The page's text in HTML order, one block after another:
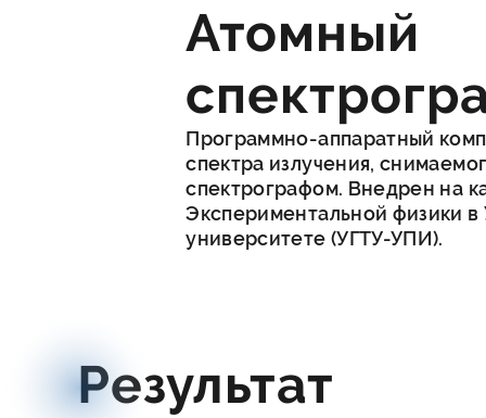
Атомный
Программно-аппаратный
спектра излучения,
спектрографом. Внедрен на
Экспериментальной физики
университете (УГТУ-УПИ).
Результат